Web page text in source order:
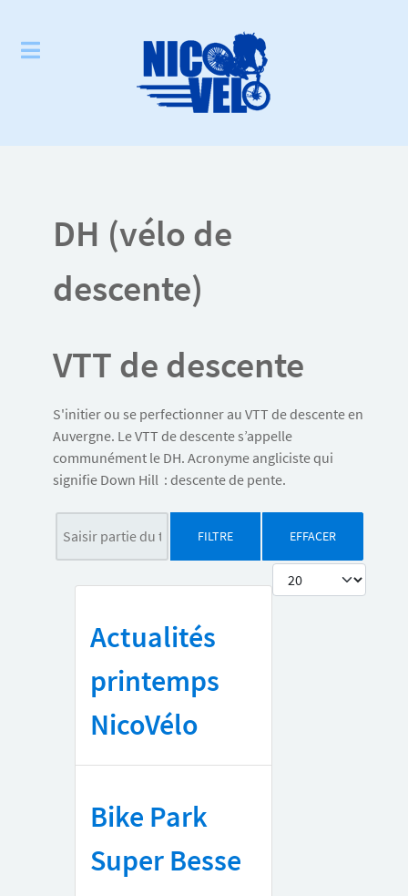
DH (vélo de
descente)
VTT de descente
S'initier ou se perfectionner au VTT de descente en
Auvergne. Le VTT de descente s’appelle
communément le DH. Acronyme angliciste qui
signifie Down Hill : descente de pente.
Saisir partie du titre
FILTRE EFFACER
Afficher #
Actualités
printemps
NicoVélo
Bike Park
Super Besse